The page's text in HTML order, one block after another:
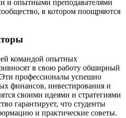
и опытными преподавателями
в котором поощряются
командой опытных
в свою работу обширный
профессионалы успешно
финансов, инвестирования и
своими идеями и стратегиями
гарантирует, что студенты
и практические советы.